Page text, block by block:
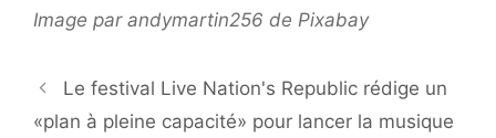
Image par andymartin256 de Pixabay
Le festival Live Nation's Republic rédige un
«plan à pleine capacité» pour lancer la musique